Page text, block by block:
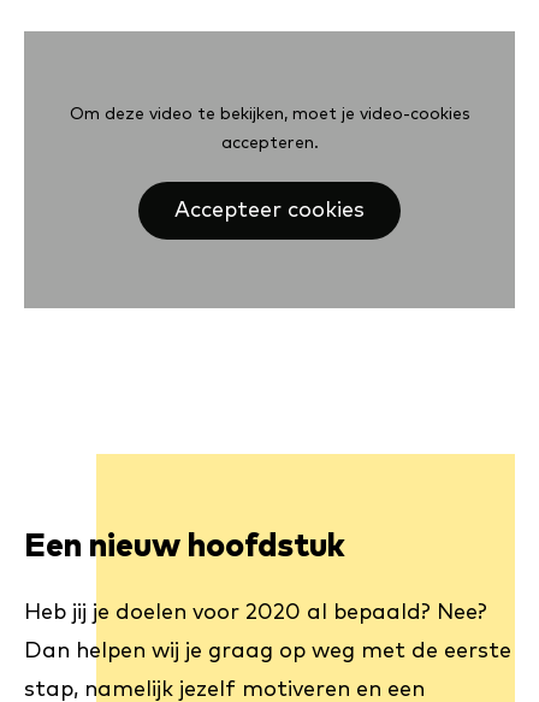
Om deze video te bekijken, moet je video-cookies
accepteren.
Accepteer cookies
Een nieuw hoofdstuk
Heb jij je doelen voor 2020 al bepaald? Nee?
Dan helpen wij je graag op weg met de eerste
stap, namelijk jezelf motiveren en een